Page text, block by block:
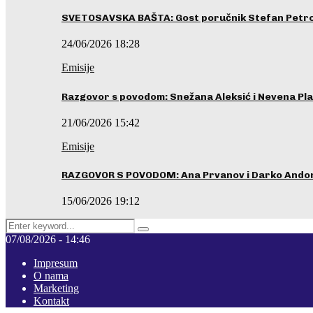
SVETOSAVSKA BAŠTA: Gost poručnik Stefan
24/06/2026 18:28
Emisije
Razgovor s povodom: Snežana Aleksić i Nevena
21/06/2026 15:42
Emisije
RAZGOVOR S POVODOM: Ana Prvanov i Darko
15/06/2026 19:12
Search
for:
Pretraga
07/08/2026 - 14:46
Impresum
O nama
Marketing
Kontakt